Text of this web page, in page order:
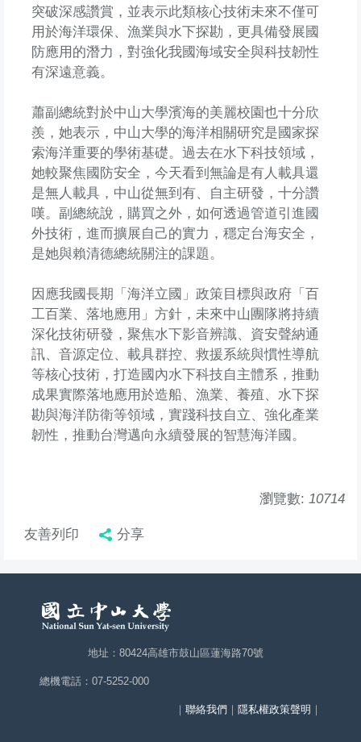
突破深感讚賞，並表示此類核心技術未來不僅可
用於海洋環保、漁業與水下探勘，更具備發展國
防應用的潛力，對強化我國海域安全與科技韌性
有深遠意義。
蕭副總統對於中山大學濱海的美麗校園也十分欣
羨，她表示，中山大學的海洋相關研究是國家探
索海洋重要的學術基礎。過去在水下科技領域，
她較聚焦國防安全，今天看到無論是有人載具還
是無人載具，中山從無到有、自主研發，十分讚
嘆。副總統說，購買之外，如何透過管道引進國
外技術，進而擴展自己的實力，穩定台海安全，
是她與賴清德總統關注的課題。
因應我國長期「海洋立國」政策目標與政府「百
工百業、落地應用」方針，未來中山團隊將持續
深化技術研發，聚焦水下影音辨識、資安聲納通
訊、音源定位、載具群控、救援系統與慣性導航
等核心技術，打造國內水下科技自主體系，推動
成果實際落地應用於造船、漁業、養殖、水下探
勘與海洋防衛等領域，實踐科技自立、強化產業
韌性，推動台灣邁向永續發展的智慧海洋國。
瀏覽數: 10714
友善列印 分享
地址：80424高雄市鼓山區蓮海路70號
總機電話：07-5252-000
｜ 聯絡我們 ｜ 隱私權政策聲明 ｜